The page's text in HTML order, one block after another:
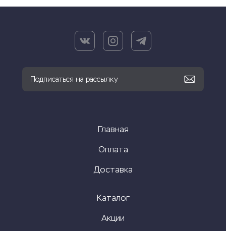
Главная
Оплата
Доставка
Каталог
Акции